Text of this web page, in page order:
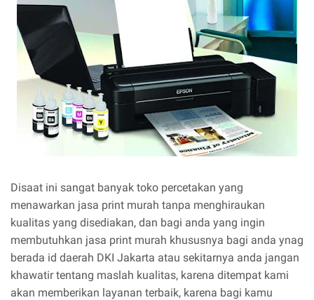
Disaat ini sangat banyak toko percetakan yang
menawarkan jasa print murah tanpa menghiraukan
kualitas yang disediakan, dan bagi anda yang ingin
membutuhkan jasa print murah khususnya bagi anda ynag
berada id daerah DKI Jakarta atau sekitarnya anda jangan
khawatir tentang maslah kualitas, karena ditempat kami
akan memberikan layanan terbaik, karena bagi kamu